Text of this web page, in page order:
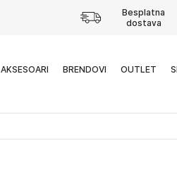
Besplatna
dostava
AKSESOARI BRENDOVI OUTLET